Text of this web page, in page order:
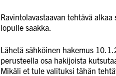
Ravintolavastaavan tehtävä
lopulle saakka.
Lähetä sähköinen hakemus
perusteella osa hakijoista
Mikäli et tule valituksi tähän